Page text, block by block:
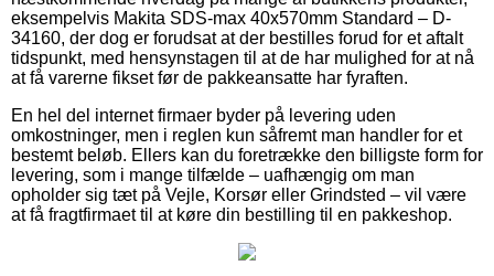
eksempelvis Makita SDS-max 40x570mm Standard – D-
34160, der dog er forudsat at der bestilles forud for et aftalt
tidspunkt, med hensynstagen til at de har mulighed for at nå
at få varerne fikset før de pakkeansatte har fyraften.
En hel del internet firmaer byder på levering uden
omkostninger, men i reglen kun såfremt man handler for et
bestemt beløb. Ellers kan du foretrække den billigste form for
levering, som i mange tilfælde – uafhængig om man
opholder sig tæt på Vejle, Korsør eller Grindsted – vil være
at få fragtfirmaet til at køre din bestilling til en pakkeshop.